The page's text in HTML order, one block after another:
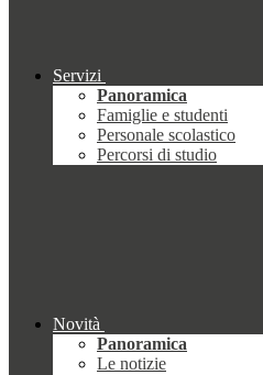
Servizi
Panoramica
Famiglie e studenti
Personale scolastico
Percorsi di studio
Novità
Panoramica
Le notizie